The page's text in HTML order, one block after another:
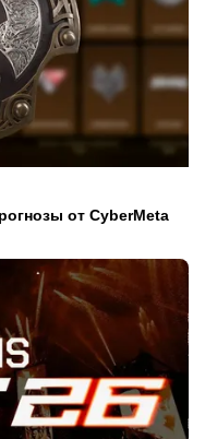
от CyberMeta